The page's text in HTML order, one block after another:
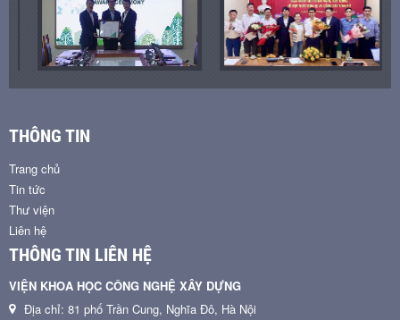
THÔNG TIN
Trang chủ
Tin tức
Thư viện
Liên hệ
THÔNG TIN LIÊN HỆ
VIỆN KHOA HỌC CÔNG NGHỆ XÂY DỰNG
Địa chỉ: 81 phố Trần Cung, Nghĩa Đô, Hà Nội